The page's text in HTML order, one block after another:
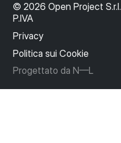
© 2026 Open Project S.r.l.
P.IVA
Privacy
Politica sui Cookie
Progettato da N—L